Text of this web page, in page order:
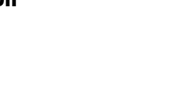
sezon